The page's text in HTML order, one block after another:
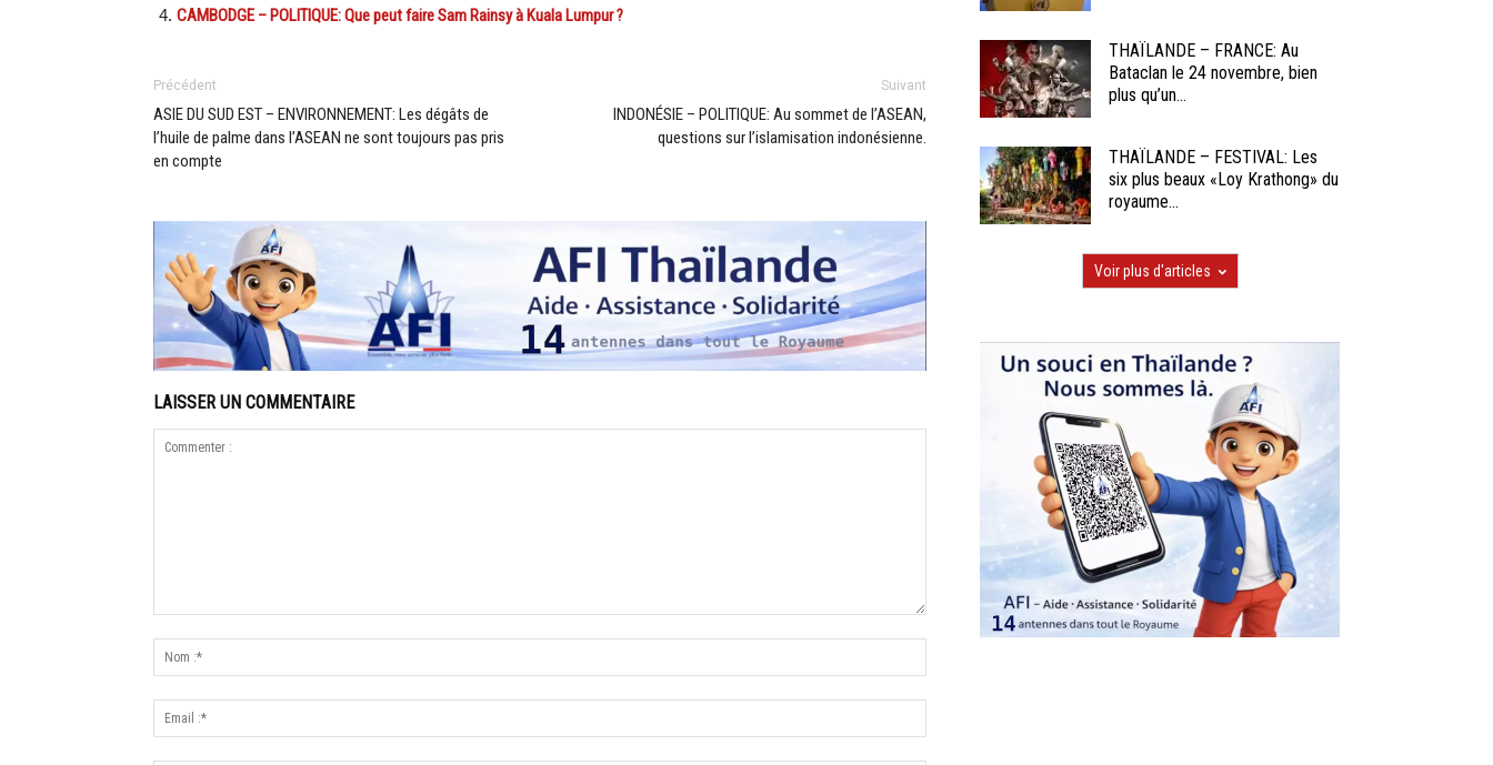
CAMBODGE – POLITIQUE: Que peut faire Sam Rainsy à Kuala Lumpur ?
Précédent
ASIE DU SUD EST – ENVIRONNEMENT: Les dégâts de
l’huile de palme dans l’ASEAN ne sont toujours pas pris
en compte
Suivant
INDONÉSIE – POLITIQUE: Au sommet de l’ASEAN,
questions sur l’islamisation indonésienne.
LAISSER UN COMMENTAIRE
THAÏLANDE – FRANCE: Au
Bataclan le 24 novembre, bien
plus qu’un...
THAÏLANDE – FESTIVAL: Les
six plus beaux «Loy Krathong» du
royaume...
Voir plus d'articles